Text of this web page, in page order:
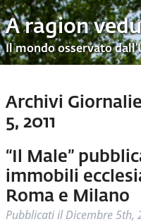
A ragion
Il mondo osservato
Archivi
5, 2011
“Il Male”
immobili
Roma e Milano
Pubblicati ilDicembre 5th,